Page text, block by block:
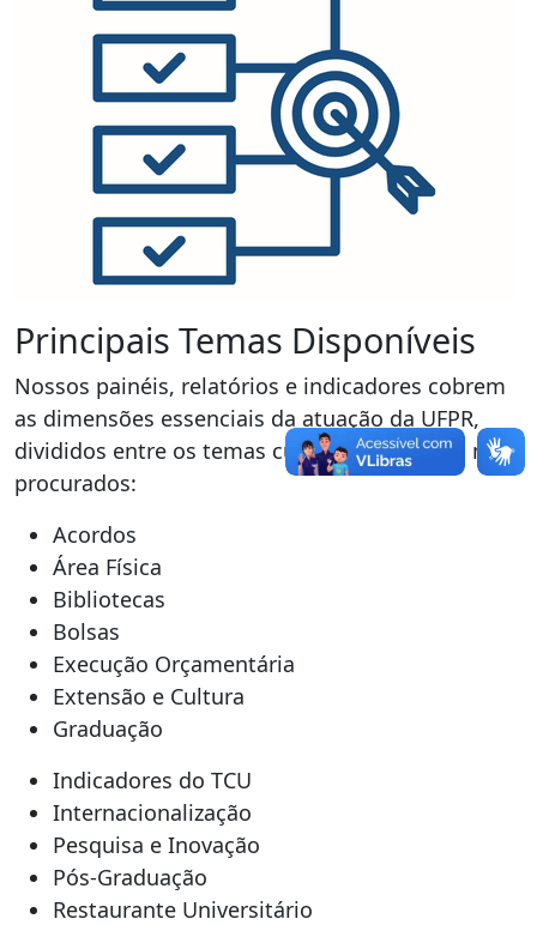
Principais Temas Disponíveis
Nossos painéis, relatórios e indicadores cobrem
as dimensões essenciais da atuação da UFPR,
divididos entre os temas cujos dados são os mais
procurados:
Acordos
Área Física
Bibliotecas
Bolsas
Execução Orçamentária
Extensão e Cultura
Graduação
Indicadores do TCU
Internacionalização
Pesquisa e Inovação
Pós-Graduação
Restaurante Universitário